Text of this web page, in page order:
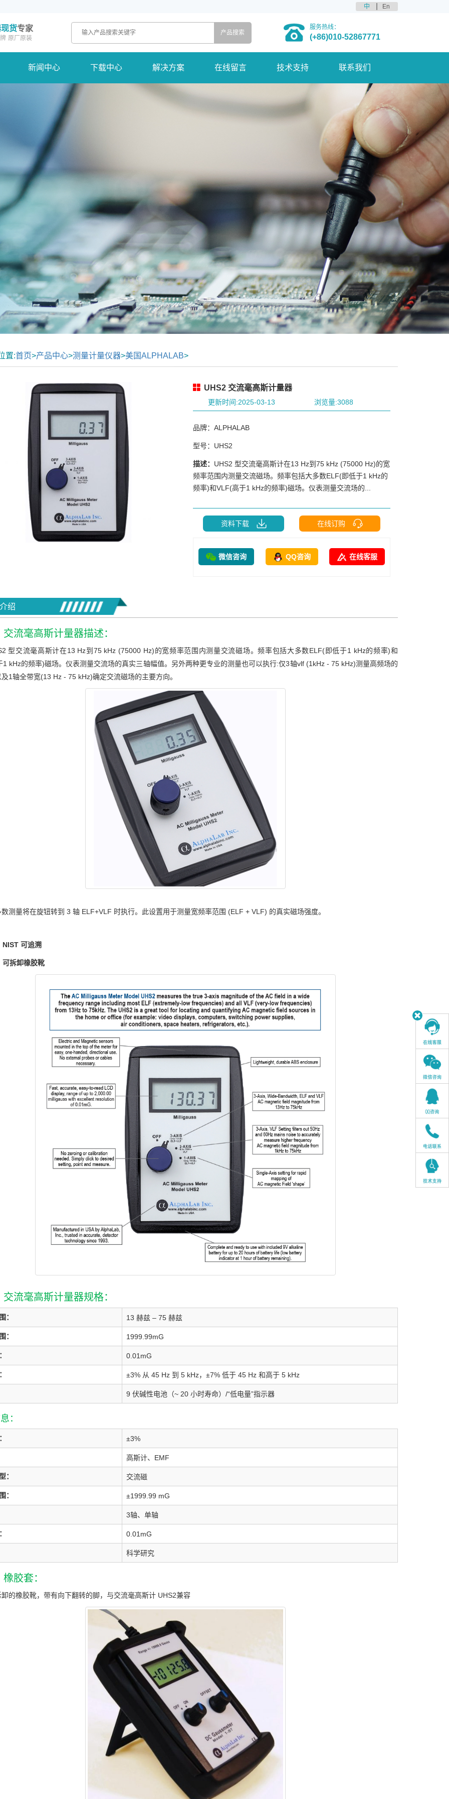
中 En
货专家
原厂原装
服务热线：
(+86)010-52867771
新闻中心 下载中心 解决方案 在线留言 技术支持 联系我们
置:首页>产品中心>测量计量仪器>美国ALPHALAB>
UHS2 交流毫高斯计量器
更新时间:2025-03-13 浏览量:3088
品牌：ALPHALAB
型号：UHS2
描述： UHS2 型交流毫高斯计在13 Hz到75 kHz (75000 Hz)的宽
频率范围内测量交流磁场。频率包括大多数ELF(即低于1 kHz的
频率)和VLF(高于1 kHz的频率)磁场。仪表测量交流场的...
资料下载 在线订购
微信咨询 QQ咨询 在线客服
绍
流毫高斯计量器描述：
型交流毫高斯计在13 Hz到75 kHz (75000 Hz)的宽频率范围内测量交流磁场。频率包括大多数ELF(即低于1 kHz的频率)和
1 kHz的频率)磁场。仪表测量交流场的真实三轴幅值。另外两种更专业的测量也可以执行:仅3轴vlf (1kHz - 75 kHz)测量高频场的
1轴全带宽(13 Hz - 75 kHz)确定交流磁场的主要方向。
测量将在旋钮转到 3 轴 ELF+VLF 时执行。此设置用于测量宽频率范围 (ELF + VLF) 的真实磁场强度。
NIST 可追溯
可拆卸橡胶靴
流毫高斯计量器规格：
： 13 赫兹 – 75 赫兹
： 1999.99mG
0.01mG
±3% 从 45 Hz 到 5 kHz，±7% 低于 45 Hz 和高于 5 kHz
9 伏碱性电池（~ 20 小时寿命）/“低电量”指示器
：
±3%
高斯计、EMF
： 交流磁
： ±1999.99 mG
3轴、单轴
0.01mG
科学研究
胶套：
卸的橡胶靴，带有向下翻转的脚，与交流毫高斯计 UHS2兼容